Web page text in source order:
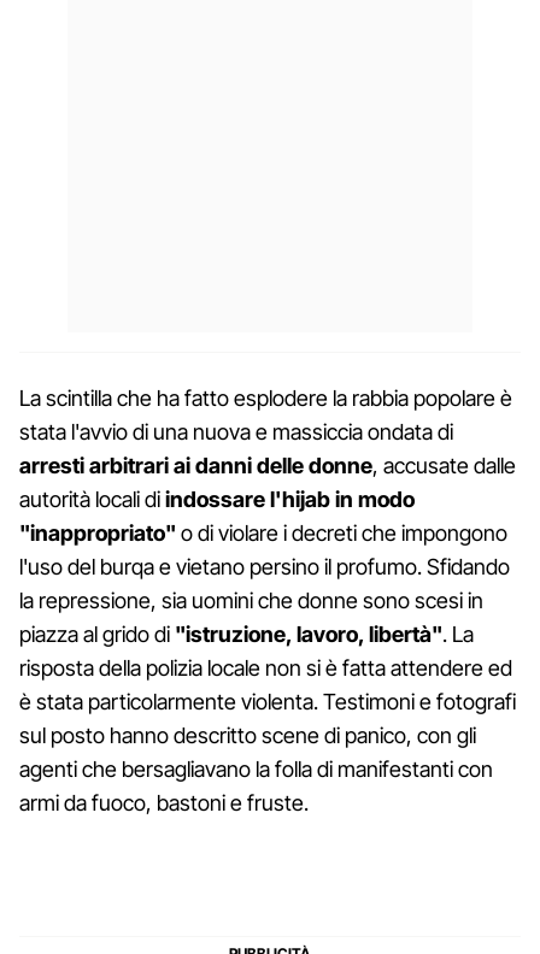
La scintilla che ha fatto esplodere la rabbia popolare è
stata l'avvio di una nuova e massiccia ondata di
arresti arbitrari ai danni delle donne, accusate dalle
autorità locali diindossare l'hijab in modo
"inappropriato" o di violare i decreti che impongono
l'uso del burqa e vietano persino il profumo. Sfidando
la repressione, sia uomini che donne sono scesi in
piazza al grido di "istruzione, lavoro, libertà". La
risposta della polizia locale non si è fatta attendere ed
è stata particolarmente violenta. Testimoni e fotografi
sul posto hanno descritto scene di panico, con gli
agenti che bersagliavano la folla di manifestanti con
armi da fuoco, bastoni e fruste.